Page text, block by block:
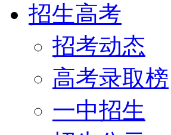
招生高考
招考动态
高考录取榜
一中招生